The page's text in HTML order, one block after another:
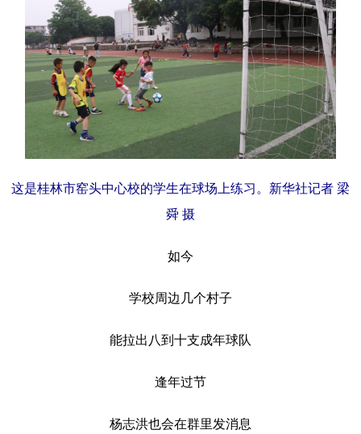
这是桂林市窑头中心校的学生在球场上练习。新华社记者 梁
舜 摄
如今
学校周边几个村子
能拉出八到十支成年球队
逢年过节
杨志洪也会在群里发消息